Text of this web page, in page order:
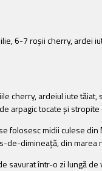
6-7 roșii cherry,
cherry, ardeiul iute
arpagic tocate și stropite
folosesc midii culese din
de-dimineață, din marea
savurat într-o zi lungă de